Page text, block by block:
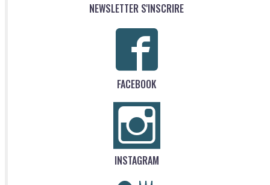
NEWSLETTER S'INSCRIRE
FACEBOOK
INSTAGRAM